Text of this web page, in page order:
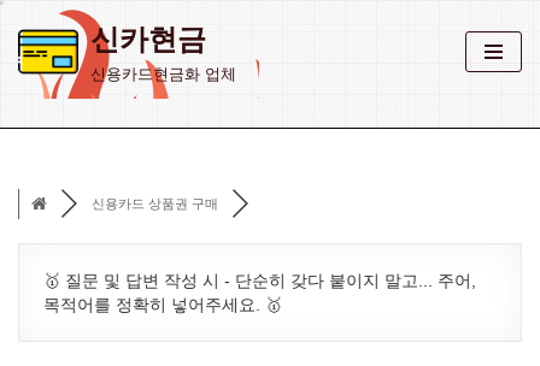
콘
너
신카현금
신용카드현금화 업체
신용카드 상품권 구매
🥇 질문 및 답변 작성 시 - 단순히 갖다 붙이지 말고... 주어,
목적어를 정확히 넣어주세요. 🥇